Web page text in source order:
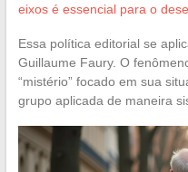
eixos é essencial para o
Essa política editorial se
Guillaume Faury. O
“mistério” focado em sua
grupo aplicada de maneira